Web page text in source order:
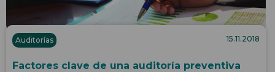
Auditorías 15.11.2018
Factores clave de una auditoría preventiva